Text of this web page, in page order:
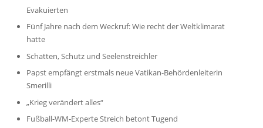
Evakuierten
Fünf Jahre nach dem Weckruf: Wie recht der Weltklimarat
hatte
Schatten, Schutz und Seelenstreichler
Papst empfängt erstmals neue Vatikan-Behördenleiterin
Smerilli
„Krieg verändert alles“
Fußball-WM-Experte Streich betont Tugend